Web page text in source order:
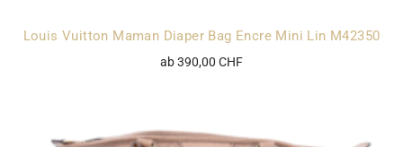
Louis Vuitton Maman Diaper Bag Encre Mini Lin M42350
ab 390,00 CHF